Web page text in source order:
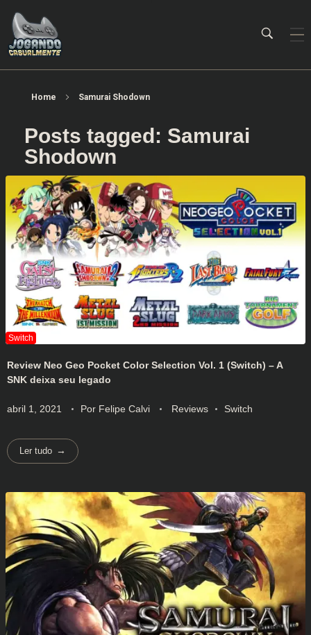
Home Samurai Shodown
Posts tagged: Samurai
Shodown
Review Neo Geo Pocket Color Selection Vol. 1 (Switch) – A
SNK deixa seu legado
abril 1, 2021 Por Felipe Calvi Reviews Switch
Ler tudo